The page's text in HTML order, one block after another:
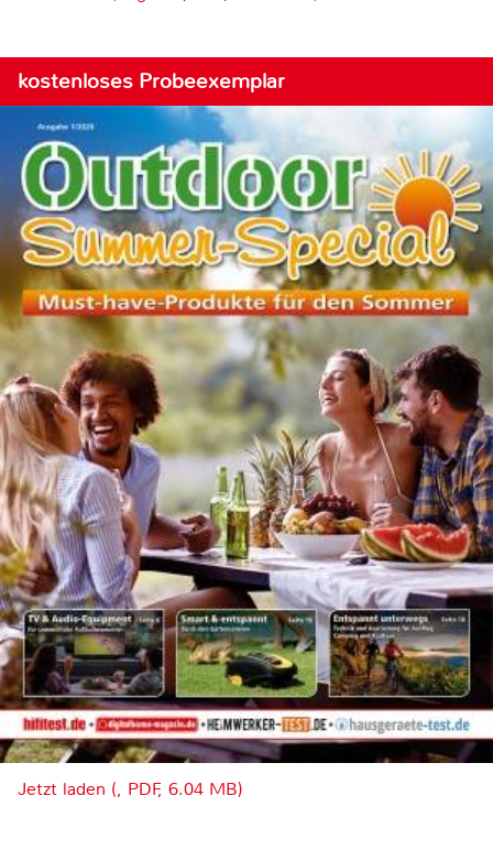
kostenloses Probeexemplar
Jetzt laden (, PDF, 6.04 MB)